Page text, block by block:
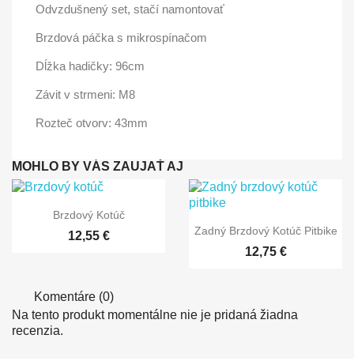
Odvzdušnený set, stačí namontovať
Brzdová páčka s mikrospínačom
Dĺžka hadičky: 96cm
Závit v strmeni: M8
Rozteč otvorv: 43mm
MOHLO BY VÁS ZAUJAŤ AJ
Rýchly náhľad
Brzdový Kotúč
12,55 €  Rýchly náhľad
Zadný Brzdový Kotúč Pitbike
12,75 €
Komentáre (0)
Na tento produkt momentálne nie je pridaná žiadna
recenzia.